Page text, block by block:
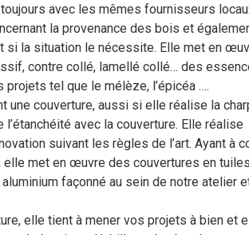
avec les mêmes fournisseurs
la provenance des bois et
si la situation le nécessite. Elle met en
contre collé, lamellé collé… des
tel que le mélèze, l’épicéa ….
une couverture, aussi si elle réalise la
avec la couverture. Elle réalise
suivant les règles de l’art. Ayant à
met en œuvre des couvertures en
façonné au sein de notre atelier
elle tient à mener vos projets à bien et